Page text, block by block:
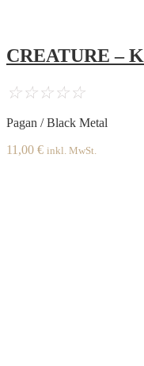
CREATURE –
☆☆☆☆☆
Pagan / Black Metal
11,00 € inkl. MwSt.